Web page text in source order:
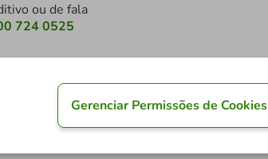
ou de fala
724 0525
Gerenciar Permissões de Cookies